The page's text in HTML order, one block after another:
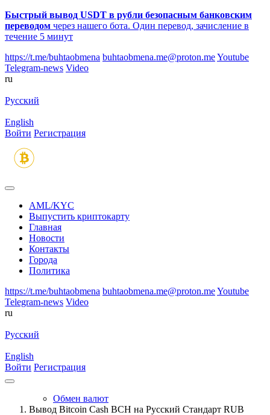
Быстрый вывод USDT в рубли безопасным банковским
переводом через нашего бота. Один перевод, зачисление в
течение 5 минут
https://t.me/buhtaobmena buhtaobmena.me@proton.meYoutube
Telegram-news Video
ru
Русский
English
Войти Регистрация
AML/KYC
Выпустить криптокарту
Главная
Новости
Контакты
Города
Политика
https://t.me/buhtaobmena buhtaobmena.me@proton.meYoutube
Telegram-news Video
ru
Русский
English
Войти Регистрация
Обмен валют
Вывод Bitcoin Cash BCH на Русский Стандарт RUB